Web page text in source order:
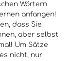
Wörtern
anfangen!
dass Sie
aber selbst
Um Sätze
nicht, nur